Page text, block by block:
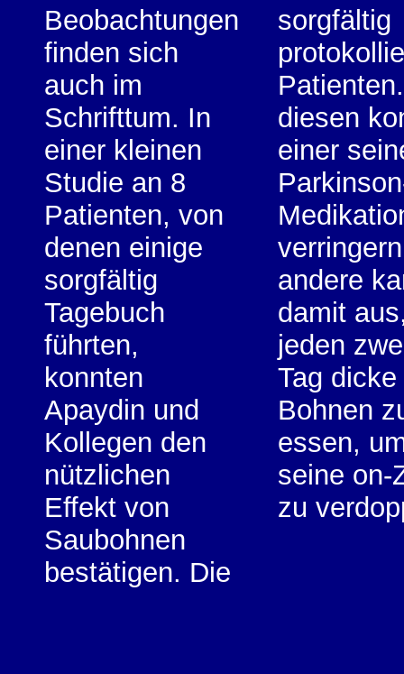
Beobachtungen
finden sich
auch im
Schrifttum. In
einer kleinen
Studie an 8
Patienten, von
denen einige
sorgfältig
Tagebuch
führten,
konnten
Apaydin und
Kollegen den
nützlichen
Effekt von
Saubohnen
bestätigen. Die
sorgfältig
diesen
einer
andere
damit
jeden
Tag dicke
Bohnen
essen,
seine on-
zu